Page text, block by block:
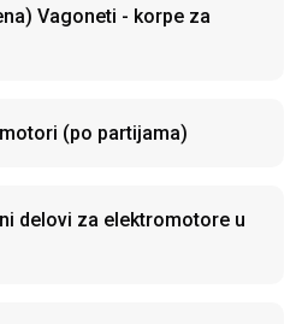
Vagoneti - korpe za
(po partijama)
delovi za elektromotore u